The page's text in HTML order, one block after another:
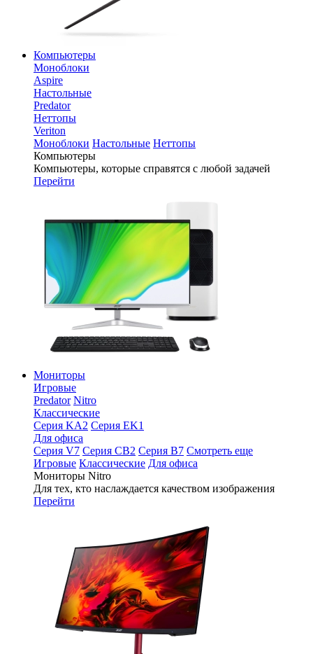
Компьютеры
Моноблоки
Aspire
Настольные
Predator
Неттопы
Veriton
Моноблоки Настольные Неттопы
Компьютеры
Компьютеры, которые справятся с любой задачей
Перейти
Мониторы
Игровые
Predator Nitro
Классические
Серия KA2 Серия EK1
Для офиса
Серия V7 Серия CB2 Серия B7 Смотреть еще
Игровые Классические Для офиса
Мониторы Nitro
Для тех, кто наслаждается качеством изображения
Перейти